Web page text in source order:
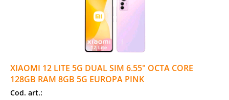
XIAOMI 12 LITE 5G DUAL SIM 6.55" OCTA CORE
128GB RAM 8GB 5G EUROPA PINK
Cod. art.: